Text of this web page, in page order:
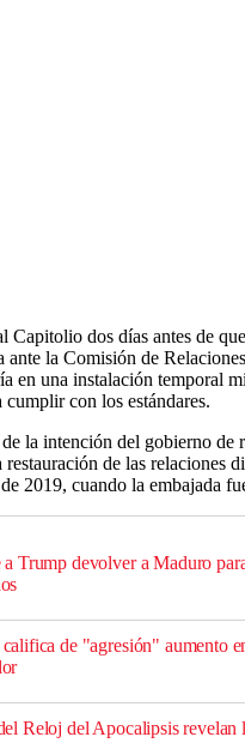
Capitolio dos días antes de
ante la Comisión de
en una instalación temporal
cumplir con los estándares.
la intención del gobierno de
de las relaciones
2019, cuando la embajada
a Trump devolver a Maduro
de "agresión" aumento
Reloj del Apocalipsis revelan